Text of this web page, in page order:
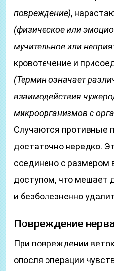
повреждение),
(физическое или
мучительное или
кровотечение и
(Термин означает
взаимодействия
микроорганизмов с
Случаются противные
достаточно нередко.
соединено с
доступом, что мешает
и безболезненно
Повреждение нерва
При повреждении
опосля операции